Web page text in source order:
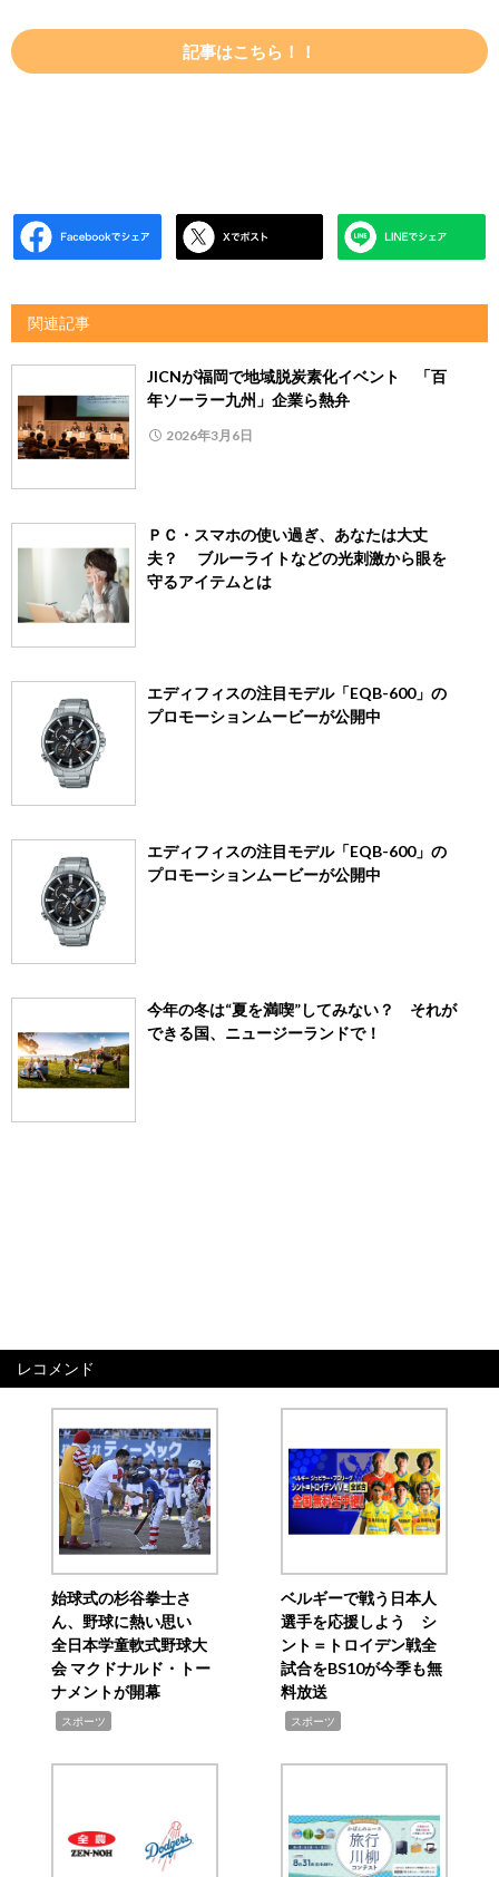
記事はこちら！！
関連記事
JICNが福岡で地域脱炭素化イベント 「百
年ソーラー九州」企業ら熱弁
2026年3月6日
ＰＣ・スマホの使い過ぎ、あなたは大丈
夫？ ブルーライトなどの光刺激から眼を
守るアイテムとは
エディフィスの注目モデル「EQB-600」の
プロモーションムービーが公開中
エディフィスの注目モデル「EQB-600」の
プロモーションムービーが公開中
今年の冬は“夏を満喫”してみない？ それが
できる国、ニュージーランドで！
レコメンド
始球式の杉谷拳士さ
ん、野球に熱い思い
全日本学童軟式野球大
会 マクドナルド・トー
ナメントが開幕
スポーツ
ベルギーで戦う日本人
選手を応援しよう シ
ント＝トロイデン戦全
試合をBS10が今季も無
料放送
スポーツ